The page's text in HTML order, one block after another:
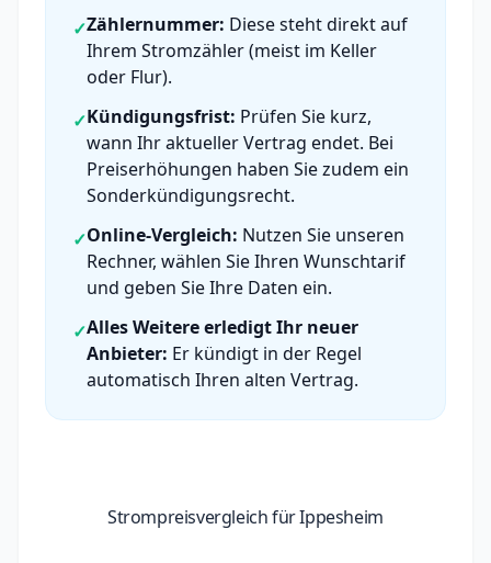
✓Zählernummer: Diese steht direkt auf
Ihrem Stromzähler (meist im Keller
oder Flur).
✓Kündigungsfrist: Prüfen Sie kurz,
wann Ihr aktueller Vertrag endet. Bei
Preiserhöhungen haben Sie zudem ein
Sonderkündigungsrecht.
✓Online-Vergleich: Nutzen Sie unseren
Rechner, wählen Sie Ihren Wunschtarif
und geben Sie Ihre Daten ein.
✓Alles Weitere erledigt Ihr neuer
Anbieter: Er kündigt in der Regel
automatisch Ihren alten Vertrag.
Strompreisvergleich für Ippesheim